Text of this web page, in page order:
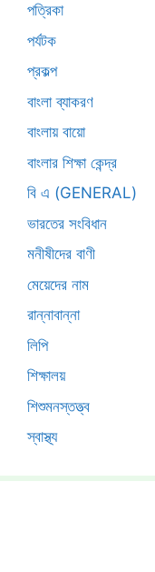
পত্রিকা
পর্যটক
প্রকল্প
বাংলা ব্যাকরণ
বাংলায় বায়ো
বাংলার শিক্ষা কেন্দ্র
বি এ (GENERAL)
ভারতের সংবিধান
মনীষীদের বাণী
মেয়েদের নাম
রান্নাবান্না
লিপি
শিক্ষালয়
শিশুমনস্তত্ত্ব
স্বাস্থ্য